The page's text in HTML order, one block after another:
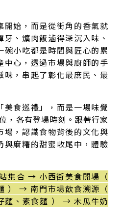
開始，而是從街角的香氣就
、爌肉飯滷得深沉入味、
碗小吃都是時間與匠心的累
中心，透過市場與廚師的手
味，串起了彰化最庶民、最
美食巡禮」，而是一場味覺
，各有登場時刻。跟著行家
場，認識食物背後的文化與
與麻糬的甜蜜收尾中，體驗
集合 → 小西街美食開場（
） → 南門市場飲食溯源（
麵、素食麵 ） → 木瓜牛奶